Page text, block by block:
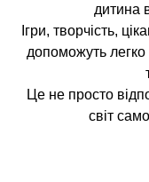
дитина
Ігри, творчість,
допоможуть
Це не просто
світ